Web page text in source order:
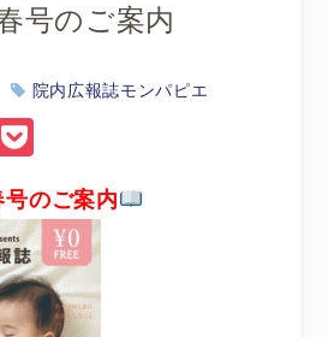
号のご案内
院内広報誌モンパピエ
Twitter
のご案内